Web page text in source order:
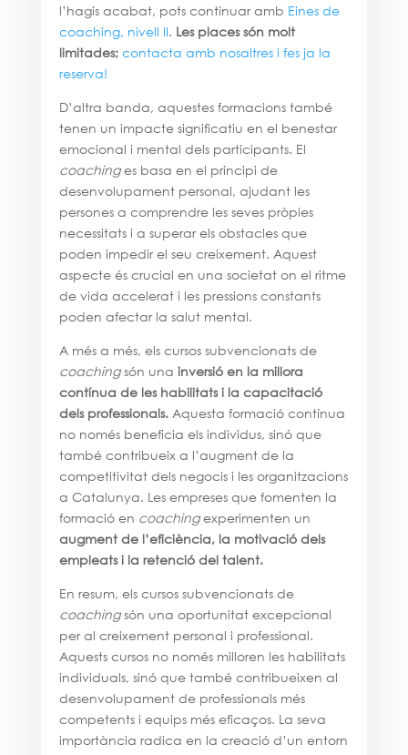
l’hagis acabat, pots continuar amb Eines de
coaching, nivell II. Les places són molt
limitades; contacta amb nosaltres i fes ja la
reserva!
D’altra banda, aquestes formacions també
tenen un impacte significatiu en el benestar
emocional i mental dels participants. El
coachinges basa en el principi de
desenvolupament personal, ajudant les
persones a comprendre les seves pròpies
necessitats i a superar els obstacles que
poden impedir el seu creixement. Aquest
aspecte és crucial en una societat on el ritme
de vida accelerat i les pressions constants
poden afectar la salut mental.
A més a més, els cursos subvencionats de
coachingsón una inversió en la millora
contínua de les habilitats i la capacitació
dels professionals. Aquesta formació contínua
no només beneficia els individus, sinó que
també contribueix a l’augment de la
competitivitat dels negocis i les organitzacions
a Catalunya. Les empreses que fomenten la
formació en coachingexperimenten un
augment de l’eficiència, la motivació dels
empleats i la retenció del talent.
En resum, els cursos subvencionats de
coachingsón una oportunitat excepcional
per al creixement personal i professional.
Aquests cursos no només milloren les habilitats
individuals, sinó que també contribueixen al
desenvolupament de professionals més
competents i equips més eficaços. La seva
importància radica en la creació d’un entorn